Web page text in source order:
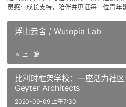
灵感与成长支持，陪伴并见证每一位青年
浮山云舍 / Wutopia Lab
上一篇
比利时框架学校：一座活力社
Geyter Architects
2020-09-09 上午7:30